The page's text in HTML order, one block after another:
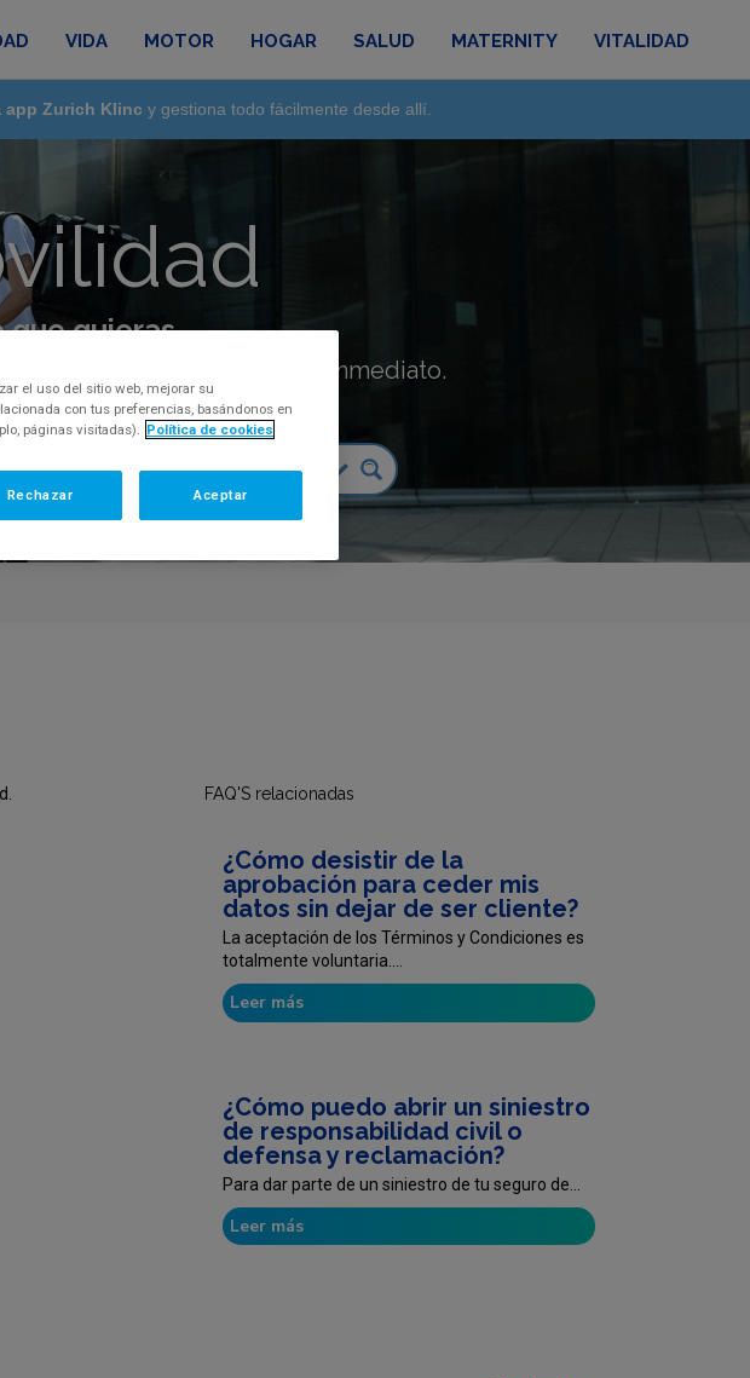
VIDA MOTOR HOGAR SALUD MATERNITY VITALIDAD
app Zurich Klinc y gestiona todo fácilmente desde allí.
quieras
por favor, contáctanos de inmediato.
FAQ'S relacionadas
¿Cómo desistir de la
aprobación para ceder mis
datos sin dejar de ser cliente?
La aceptación de los Términos y Condiciones es
totalmente voluntaria....
Leer más
¿Cómo puedo abrir un siniestro
de responsabilidad civil o
defensa y reclamación?
Para dar parte de un siniestro de tu seguro de...
Leer más
el uso del sitio web, mejorar su
con tus preferencias, basándonos en
páginas visitadas). Política de cookies
Rechazar Aceptar